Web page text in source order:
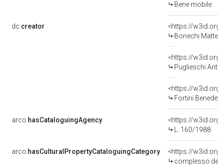
Bene mobile
dc:creator
<https://
Bonechi
<https://
Puglieschi
<https://
Fortini
arco:hasCataloguingAgency
<https://
L. 160/1988
arco:hasCulturalPropertyCataloguingCategory
<https://
complesso